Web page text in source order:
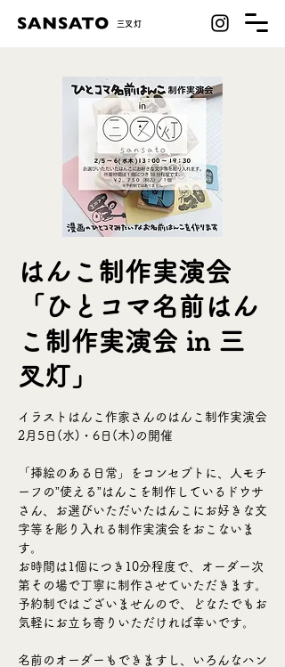
​三叉灯
はんこ制作実演会
「ひとコマ名前はん
こ制作実演会 in 三
叉灯」
イラストはんこ作家さんのはんこ制作実演会
2月5日(水)・6日(木)の開催
「挿絵のある日常」をコンセプトに、人モチ
ーフの”使える”はんこを制作しているドウサ
さん、お選びいただいたはんこにお好きな文
字等を彫り入れる制作実演会をおこないま
す。
お時間は1個につき10分程度で、オーダー次
第その場で丁寧に制作させていただきます。
予約制ではございませんので、どなたでもお
気軽にお立ち寄りいただければ幸いです。
名前のオーダーもできますし、いろんなハン